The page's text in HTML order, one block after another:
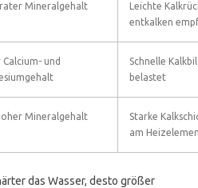
Mineralgehalt
Leichte
entkalken
und
Schnelle
belastet
Mineralgehalt
Starke
am
das Wasser, desto größer